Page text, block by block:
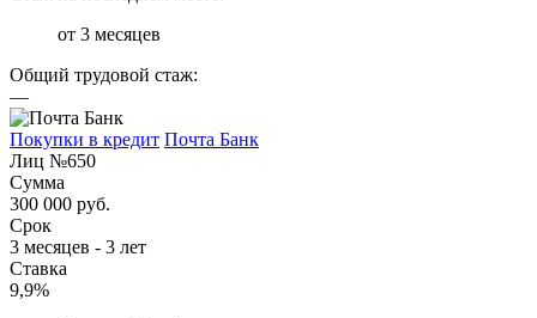
от 3 месяцев
Общий трудовой стаж:
—
Покупки в кредит Почта Банк
Лиц №650
Сумма
300 000 руб.
Срок
3 месяцев - 3 лет
Ставка
9,9%